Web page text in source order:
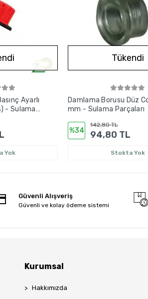
Ayarlı
- Sulama
Yok
Tükendi
Damlama Borusu Düz
mm - Sulama Parçaları
%34
142,80 TL
94,80 TL
Stokta Yok
Güvenli Alışveriş
Güvenli ve kolay ödeme sistemi
Kurumsal
Hakkımızda